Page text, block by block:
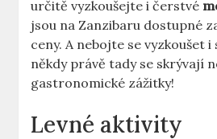
určitě vyzkoušejte i čerstvé
jsou na Zanzibaru dostupné
ceny. A nebojte se vyzkoušet
někdy právě tady se skrývají
gastronomické zážitky!
Levné aktivity